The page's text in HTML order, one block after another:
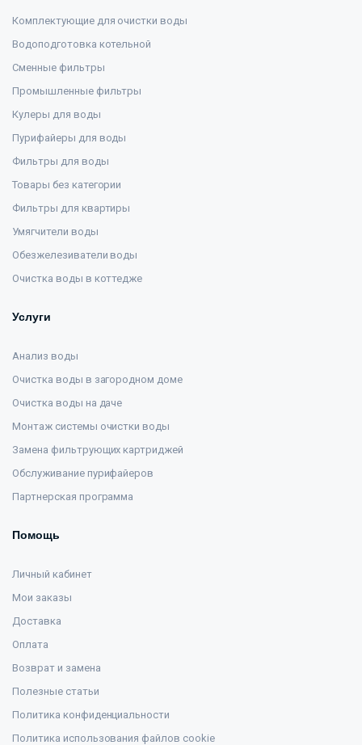
Комплектующие для очистки воды
Водоподготовка котельной
Сменные фильтры
Промышленные фильтры
Кулеры для воды
Пурифайеры для воды
Фильтры для воды
Товары без категории
Фильтры для квартиры
Умягчители воды
Обезжелезиватели воды
Очистка воды в коттедже
Услуги
Анализ воды
Очистка воды в загородном доме
Очистка воды на даче
Монтаж системы очистки воды
Замена фильтрующих картриджей
Обслуживание пурифайеров
Партнерская программа
Помощь
Личный кабинет
Мои заказы
Доставка
Оплата
Возврат и замена
Полезные статьи
Политика конфиденциальности
Политика использования файлов cookie